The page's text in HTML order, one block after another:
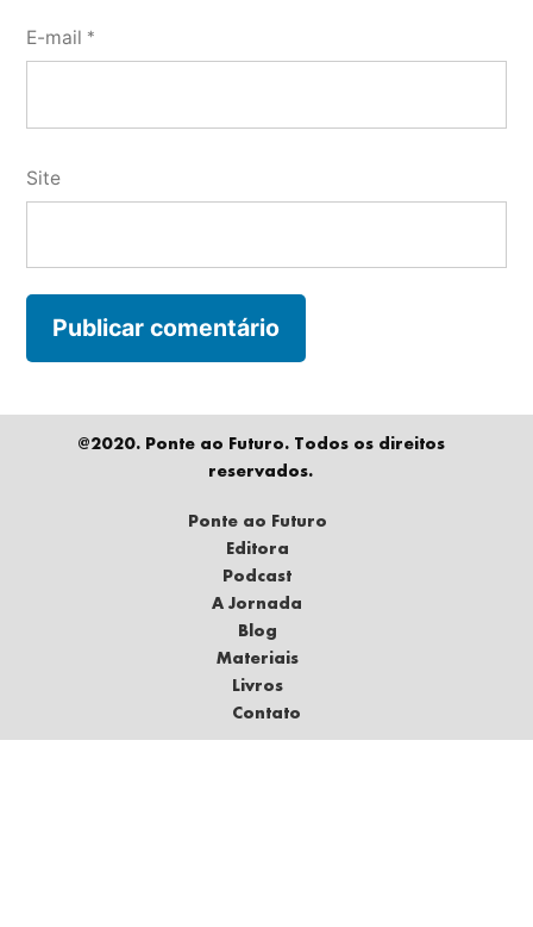
E-mail *
Site
@2020. Ponte ao Futuro. Todos os direitos
reservados.
Ponte ao Futuro
Editora
Podcast
A Jornada
Blog
Materiais
Livros
Contato